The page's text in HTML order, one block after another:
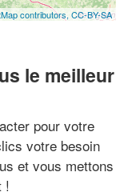
contributors, CC-BY-SA
le meilleur
pour votre
votre besoin
et vous mettons
!